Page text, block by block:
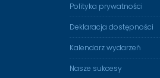
Polityka prywatności
Deklaracja dostępności
Kalendarz wydarzeń
Nasze sukcesy